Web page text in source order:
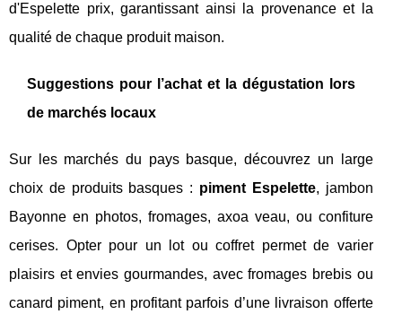
d'Espelette prix, garantissant ainsi la provenance et la
qualité de chaque produit maison.
Suggestions pour l’achat et la dégustation lors
de marchés locaux
Sur les marchés du pays basque, découvrez un large
choix de produits basques : piment Espelette, jambon
Bayonne en photos, fromages, axoa veau, ou confiture
cerises. Opter pour un lot ou coffret permet de varier
plaisirs et envies gourmandes, avec fromages brebis ou
canard piment, en profitant parfois d’une livraison offerte